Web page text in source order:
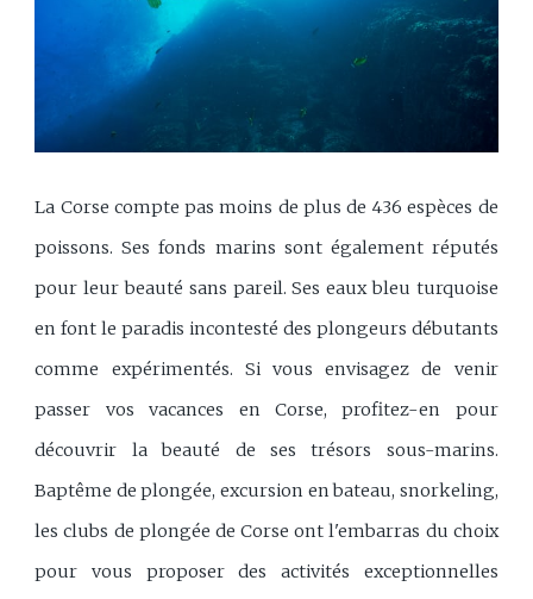
La Corse compte pas moins de plus de 436 espèces de
poissons. Ses fonds marins sont également réputés
pour leur beauté sans pareil. Ses eaux bleu turquoise
en font le paradis incontesté des plongeurs débutants
comme expérimentés. Si vous envisagez de venir
passer vos vacances en Corse, profitez-en pour
découvrir la beauté de ses trésors sous-marins.
Baptême de plongée, excursion en bateau, snorkeling,
les clubs de plongée de Corse ont l'embarras du choix
pour vous proposer des activités exceptionnelles